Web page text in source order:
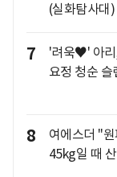
(실화탐사대)
7
'려욱♥' 아
요정 청순 슬
8
여에스더 "
45kg일 때